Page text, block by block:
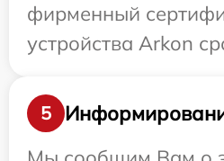
фирменный
устройства Arkon
5